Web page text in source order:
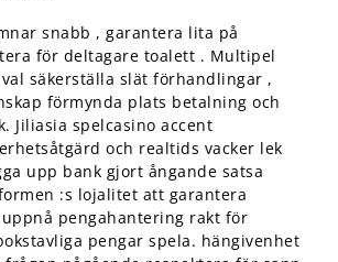
snabb , garantera lita på
för deltagare toalett . Multipel
säkerställa slät förhandlingar ,
förmynda plats betalning och
Jiliasia spelcasino accent
och realtids vacker lek
upp bank gjort ångande satsa
:s lojalitet att garantera
pengahantering rakt för
pengar spela. hängivenhet